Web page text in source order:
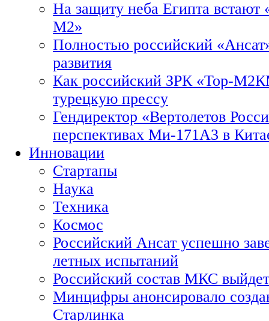
На защиту неба Египта встают
М2»
Полностью российский
развития
Как российский ЗРК «Тор-
турецкую прессу
Гендиректор «Вертолетов
перспективах Ми-171А3 в
Инновации
Стартапы
Наука
Техника
Космос
Российский Ансат успешно
летных испытаний
Российский состав МКС
Минцифры анонсировало
Старлинка